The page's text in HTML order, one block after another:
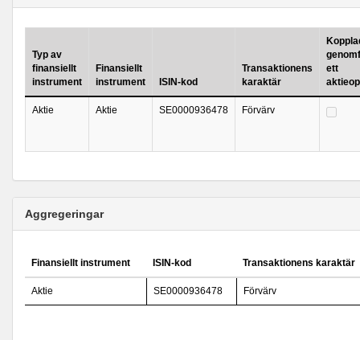
Typ av
finansiellt
instrument
Finansiellt
instrument
ISIN-kod
Transaktionens
karaktär
ett
Aktie Aktie SE0000936478 Förvärv
Aggregeringar
Finansiellt instrument ISIN-kod Transaktionens karaktär
Aktie SE0000936478 Förvärv